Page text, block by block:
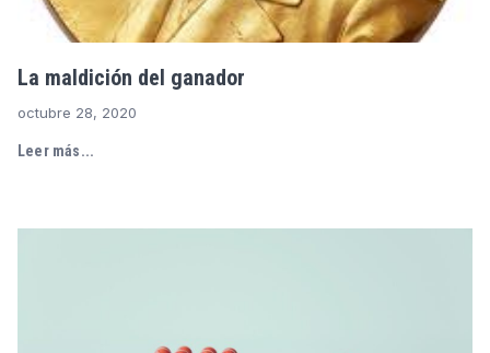
La maldición del ganador
octubre 28, 2020
Leer más...